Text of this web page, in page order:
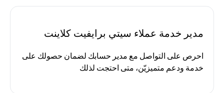
مدير خدمة عملاء سيتي برايفيت كلاينت
احرص على التواصل مع مدير حسابك لضمان حصولك على
خدمة ودعم متميزيّن، متى احتجت لذلك